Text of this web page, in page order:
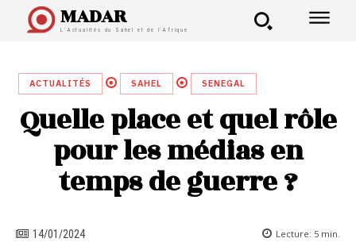
MADAR
L'Actualités du Sahel et de l'Afrique
ACTUALITÉS SAHEL SENEGAL
Quelle place et quel rôle
pour les médias en
temps de guerre ?
14/01/2024 Lecture: 5 min.